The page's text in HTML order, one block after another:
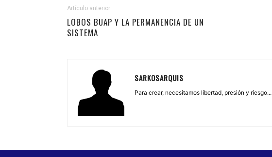
Artículo anterior
LOBOS BUAP Y LA PERMANENCIA DE UN
SISTEMA
SARKOSARQUIS
Para crear, necesitamos libertad, presión y riesgo...